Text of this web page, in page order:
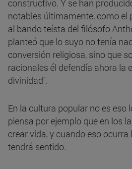
constructivo. Y se han
notables últimamente, como el
al bando teísta del filósofo
planteó que lo suyo no tenía
conversión religiosa, sino que
racionales él defendía ahora la
divinidad".
En la cultura popular no es eso
piensa por ejemplo que en los
crear vida, y cuando eso ocurra
tendrá sentido.